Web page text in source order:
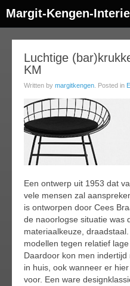
Margit-Kengen-
Luchtige
KM
Written by margitkengen . Posted in
Een ontwerp uit 1953 dat
vele mensen zal
is ontworpen door Cees
de naoorlogse situatie was
materiaalkeuze,
modellen tegen relatief
Daardoor kon men
in huis, ook wanneer er
voor. Een ware